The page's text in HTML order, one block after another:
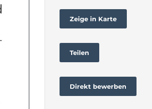
Zeige in Karte
Teilen
Direkt bewerben